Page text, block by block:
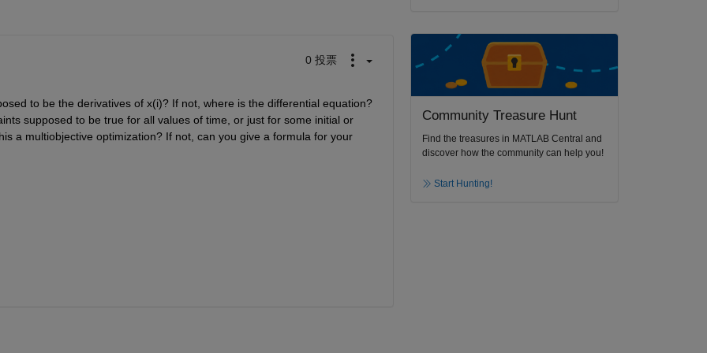
0 投票
to be the derivatives of x(i)? If not, where is the differential equation?
supposed to be true for all values of time, or just for some initial or
a multiobjective optimization? If not, can you give a formula for your
Community Treasure Hunt
Find the treasures in MATLAB Central and
discover how the community can help you!
Start Hunting!